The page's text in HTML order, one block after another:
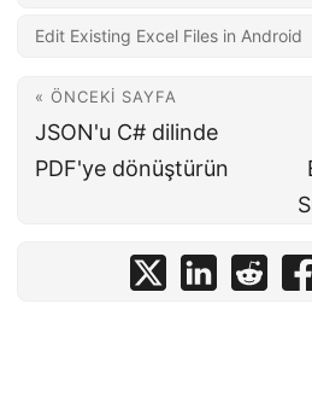
Edit Existing Excel Files in Android
« ÖNCEKI SAYFA
JSON'u C# dilinde
PDF'ye dönüştürün